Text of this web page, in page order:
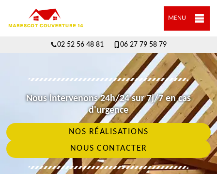
MENU
02 52 56 48 81 06 27 79 58 79
Nous intervenons 24h/24 sur 7j/7 en cas
d'urgence
NOS RÉALISATIONS
NOUS CONTACTER